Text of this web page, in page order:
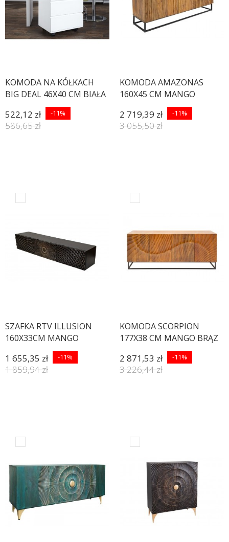
KOMODA NA KÓŁKACH
BIG DEAL 46X40 CM BIAŁA
522,12 zł -11%
586,65 zł
KOMODA AMAZONAS
160X45 CM MANGO
2 719,39 zł -11%
3 055,50 zł
SZAFKA RTV ILLUSION
160X33CM MANGO
1 655,35 zł -11%
1 859,94 zł
KOMODA SCORPION
177X38 CM MANGO BRĄZ
2 871,53 zł -11%
3 226,44 zł